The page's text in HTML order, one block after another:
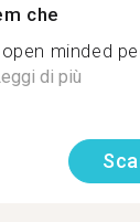
che
minded
di più